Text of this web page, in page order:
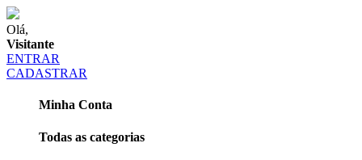
Olá,
Visitante
ENTRAR
CADASTRAR
Minha Conta
Todas as categorias